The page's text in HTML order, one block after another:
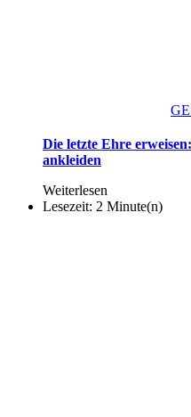
Die letzte Ehre
ankleiden
Weiterlesen
Lesezeit: 2 Minute(n)